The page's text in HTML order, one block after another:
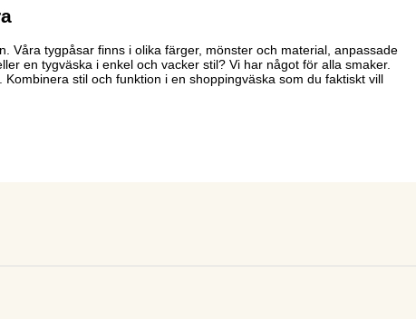
Våra tygpåsar finns i olika färger, mönster och material, anpassade
en tygväska i enkel och vacker stil? Vi har något för alla smaker.
stil och funktion i en shoppingväska som du faktiskt vill